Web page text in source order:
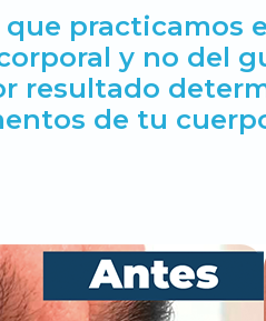
practicamos
y no del
resultado
de tu